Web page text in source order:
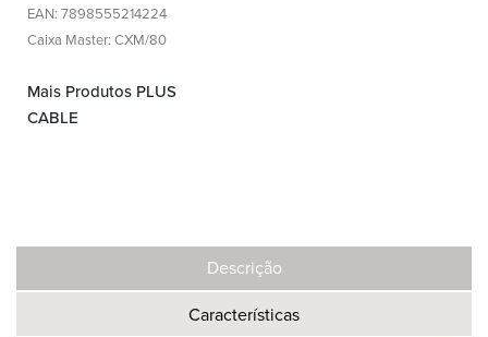
EAN: 7898555214224
Caixa Master: CXM/80
Mais Produtos PLUS
CABLE
Descrição
Características